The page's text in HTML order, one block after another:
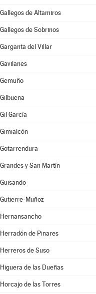
Gallegos de Altamiros
Gallegos de Sobrinos
Garganta del Villar
Gavilanes
Gemuño
Gilbuena
Gil García
Gimialcón
Gotarrendura
Grandes y San Martín
Guisando
Gutierre-Muñoz
Hernansancho
Herradón de Pinares
Herreros de Suso
Higuera de las Dueñas
Horcajo de las Torres